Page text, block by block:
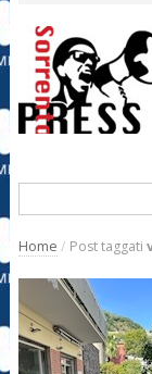
Home / Post taggati